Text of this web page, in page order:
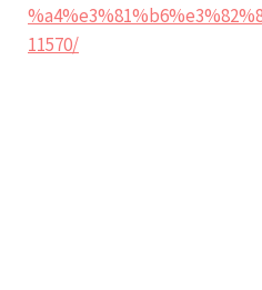
11570/